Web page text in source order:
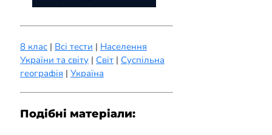
8 клас | Всі тести | Населення
України та світу | Світ | Суспільна
географія | Україна
Подібні матеріали: